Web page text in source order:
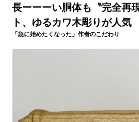
長ーーーい胴体も〝完全再
ト、ゆるカワ木彫りが人気
「急に始めたくなった」作者のこだわり